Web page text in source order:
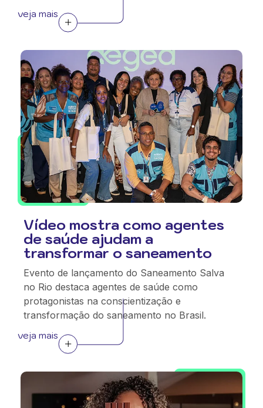
veja mais
Vídeo mostra como agentes
de saúde ajudam a
transformar o saneamento
Evento de lançamento do Saneamento Salva
no Rio destaca agentes de saúde como
protagonistas na conscientização e
transformação do saneamento no Brasil.
veja mais